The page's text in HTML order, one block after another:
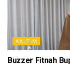
KALTIM
Buzzer Fitnah